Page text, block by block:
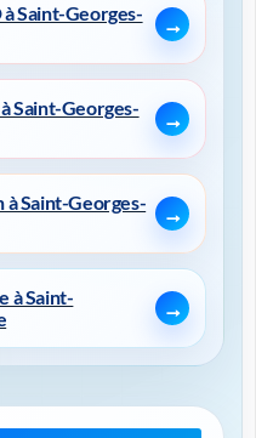
à Saint-Georges-
Saint-Georges-
à Saint-Georges-
à Saint-